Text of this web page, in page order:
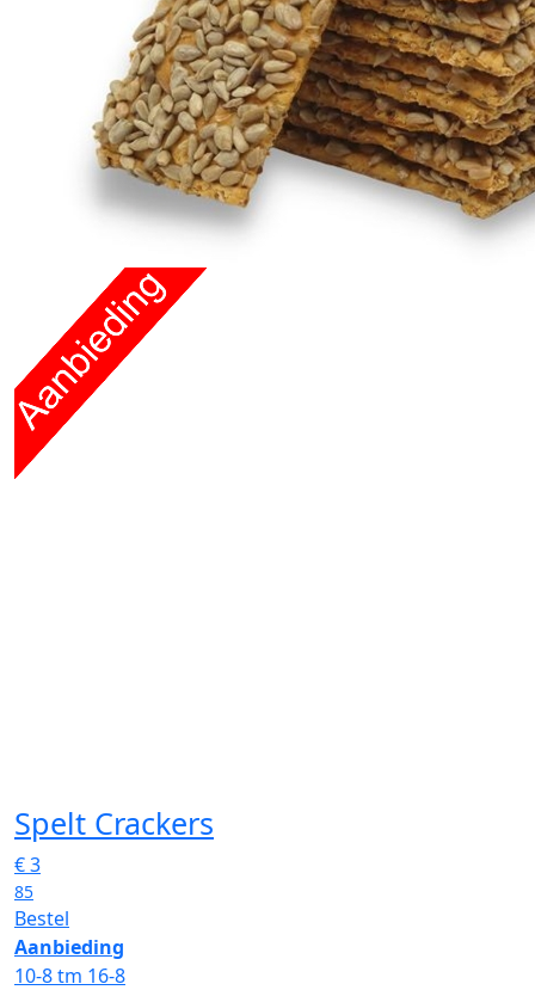
Spelt Crackers
€3
85
Bestel
Aanbieding
10-8 tm 16-8